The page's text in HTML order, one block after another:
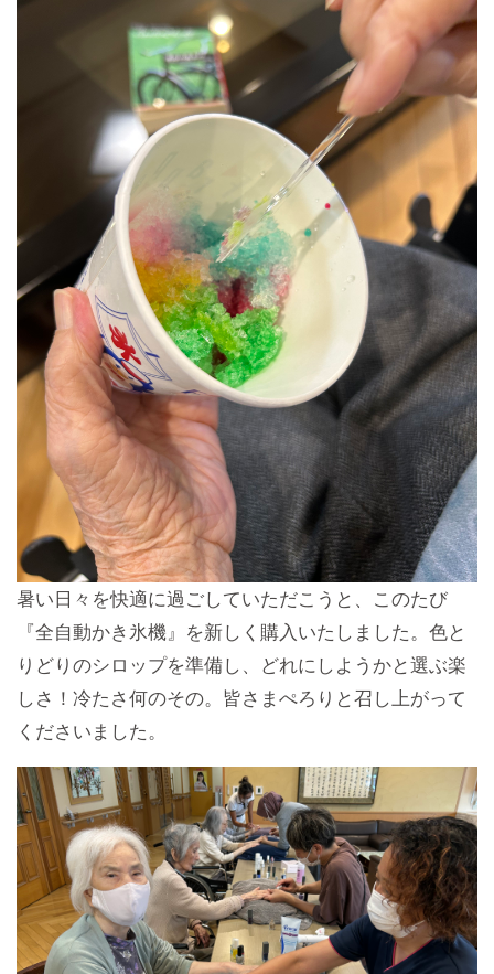
暑い日々を快適に過ごしていただこうと、このたび
『全自動かき氷機』を新しく購入いたしました。色と
りどりのシロップを準備し、どれにしようかと選ぶ楽
しさ！冷たさ何のその。皆さまぺろりと召し上がって
くださいました。